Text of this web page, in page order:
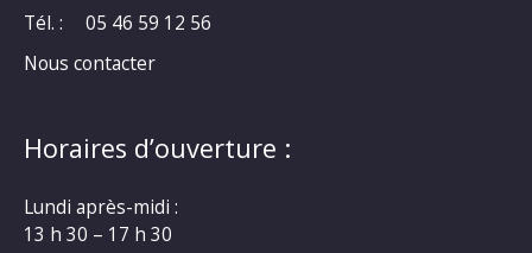
Tél. :
05 46 59 12 56
Nous contacter
Horaires d’ouverture :
Lundi après-midi :
13 h 30 – 17 h 30